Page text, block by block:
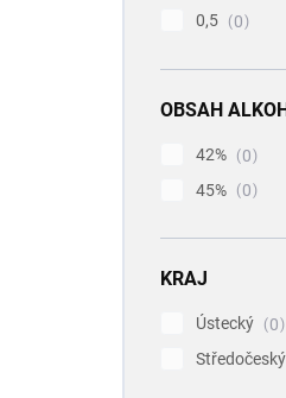
0,5 0
OBSAH
42%
0
45%
0
KRAJ
Ústecký
0
Středočeský